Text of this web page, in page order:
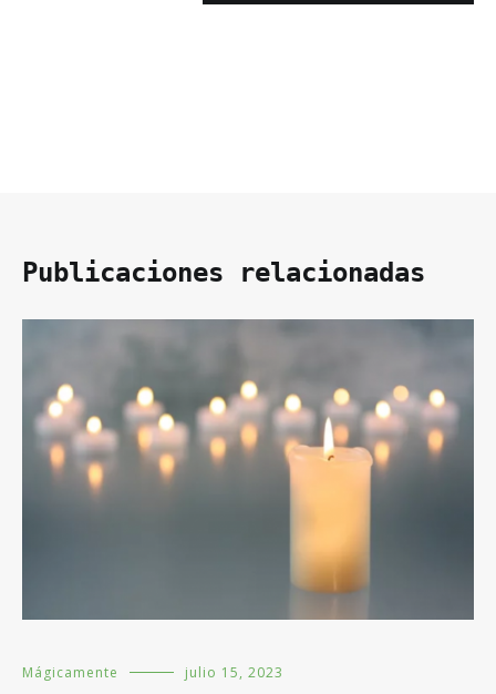
Publicaciones relacionadas
Mágicamente julio 15, 2023